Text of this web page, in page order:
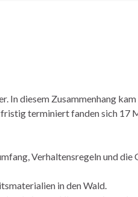
In diesem Zusammenhang
terminiert fanden sich 17
Verhaltensregeln und die
in den Wald.